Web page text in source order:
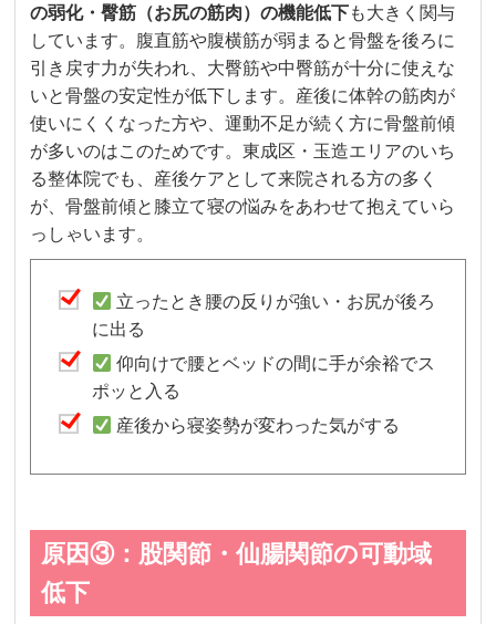
の弱化・臀筋（お尻の筋肉）の機能低下も大きく関与
しています。腹直筋や腹横筋が弱まると骨盤を後ろに
引き戻す力が失われ、大臀筋や中臀筋が十分に使えな
いと骨盤の安定性が低下します。産後に体幹の筋肉が
使いにくくなった方や、運動不足が続く方に骨盤前傾
が多いのはこのためです。東成区・玉造エリアのいち
る整体院でも、産後ケアとして来院される方の多く
が、骨盤前傾と膝立て寝の悩みをあわせて抱えていら
っしゃいます。
立ったとき腰の反りが強い・お尻が後ろ
に出る
仰向けで腰とベッドの間に手が余裕でス
ポッと入る
産後から寝姿勢が変わった気がする
原因③：股関節・仙腸関節の可動域
低下